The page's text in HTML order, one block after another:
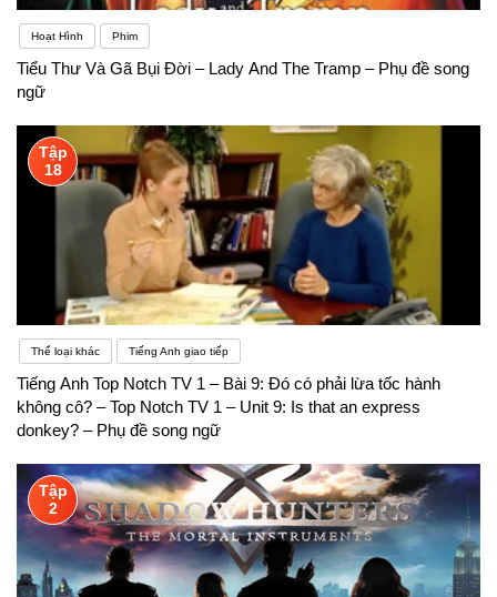
nói riêng được thuận lợi.Trạng thái lo lắng ảnh
hưởng không nhỏ đến khả năng học ngoại ngữ.
Nếu bạn ngại luyện tập kỹ năng ngôn ngữ, bạn sẽ
không tiến bộ nhanh chóng. Một nghiên cứu cho
rằng lo lắng có thể dẫn đến tức giận và thất vọng –
trạng thái tâm lý hoàn toàn không có lợi cho quá
trình học tập.
Hoạt Hình Phim
Tiểu Thư Và Gã Bụi Đời – Lady And The Tramp – Phụ đề song
ngữ
Tập
18
Thể loại khác Tiếng Anh giao tiếp
Tiếng Anh Top Notch TV 1 – Bài 9: Đó có phải lừa tốc hành
không cô? – Top Notch TV 1 – Unit 9: Is that an express
donkey? – Phụ đề song ngữ
Tập
2